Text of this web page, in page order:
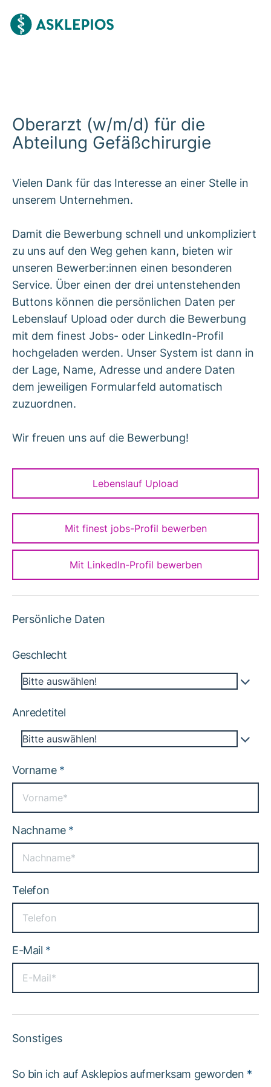
Oberarzt (w/m/d) für die
Abteilung Gefäßchirurgie
Vielen Dank für das Interesse an einer Stelle in
unserem Unternehmen.
Damit die Bewerbung schnell und unkompliziert
zu uns auf den Weg gehen kann, bieten wir
unseren Bewerber:innen einen besonderen
Service. Über einen der drei untenstehenden
Buttons können die persönlichen Daten per
Lebenslauf Upload oder durch die Bewerbung
mit dem finest Jobs- oder LinkedIn-Profil
hochgeladen werden. Unser System ist dann in
der Lage, Name, Adresse und andere Daten
dem jeweiligen Formularfeld automatisch
zuzuordnen.
Wir freuen uns auf die Bewerbung!
Lebenslauf Upload
Mit finest jobs-Profil bewerben
Mit LinkedIn-Profil bewerben
Persönliche Daten
Geschlecht
Bitte auswählen!
Anredetitel
Bitte auswählen!
Vorname *
Nachname *
Telefon
E-Mail *
Sonstiges
So bin ich auf Asklepios aufmerksam geworden *